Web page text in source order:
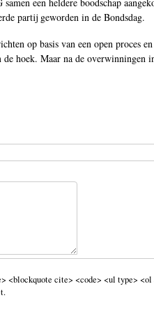
een heldere boodschap
partij geworden in de Bondsdag.
op basis van een open proces
hoek. Maar na de
<blockquote cite> <code> <ul type>